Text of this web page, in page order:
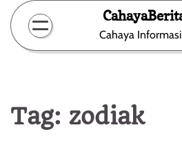
Skip
content
Cahaya
Tag: zodiak